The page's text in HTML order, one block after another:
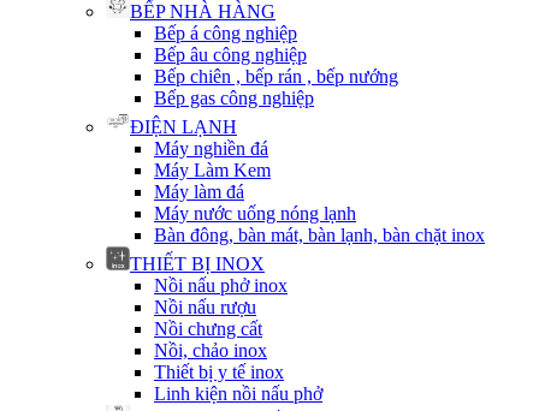
BẾP NHÀ HÀNG
Bếp á công nghiệp
Bếp âu công nghiệp
Bếp chiên , bếp rán , bếp nướng
Bếp gas công nghiệp
ĐIỆN LẠNH
Máy nghiền đá
Máy Làm Kem
Máy làm đá
Máy nước uống nóng lạnh
Bàn đông, bàn mát, bàn lạnh, bàn chặt inox
THIẾT BỊ INOX
Nồi nấu phở inox
Nồi nấu rượu
Nồi chưng cất
Nồi, chảo inox
Thiết bị y tế inox
Linh kiện nồi nấu phở